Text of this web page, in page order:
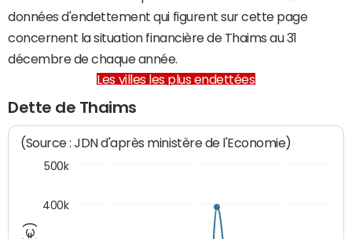
données d'endettement qui figurent sur cette page
concernent la situation financière de Thaims au 31
décembre de chaque année.
Les villes les plus endettées
Dette de Thaims
(Source : JDN d'après ministère de l'Economie)
400k
500k